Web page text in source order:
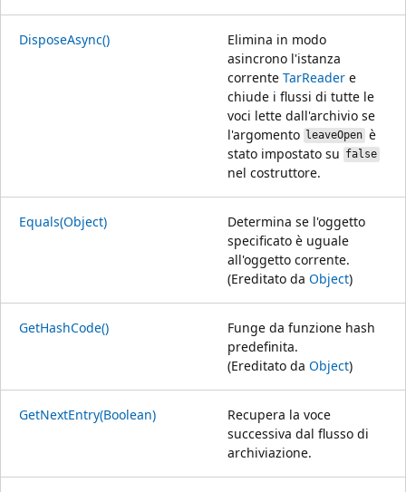
DisposeAsync()
Elimina in modo
asincrono l'istanza
corrente TarReader e
chiude i flussi di tutte le
voci lette dall'archivio se
l'argomento leaveOpen è
stato impostato su false
nel costruttore.
Equals(Object)
Determina se l'oggetto
specificato è uguale
all'oggetto corrente.
(Ereditato da Object)
GetHashCode()
Funge da funzione hash
predefinita.
(Ereditato da Object)
GetNextEntry(Boolean)
Recupera la voce
successiva dal flusso di
archiviazione.